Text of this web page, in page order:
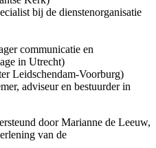
bij de dienstenorganisatie
communicatie en
in Utrecht)
Leidschendam-Voorburg)
adviseur en bestuurder in
door Marianne de Leeuw,
van de